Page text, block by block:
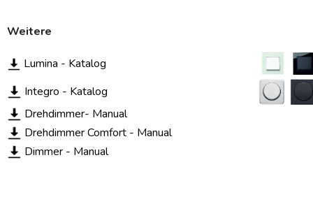
Weitere
Lumina - Katalog
Integro - Katalog
Drehdimmer- Manual
Drehdimmer Comfort - Manual
Dimmer - Manual